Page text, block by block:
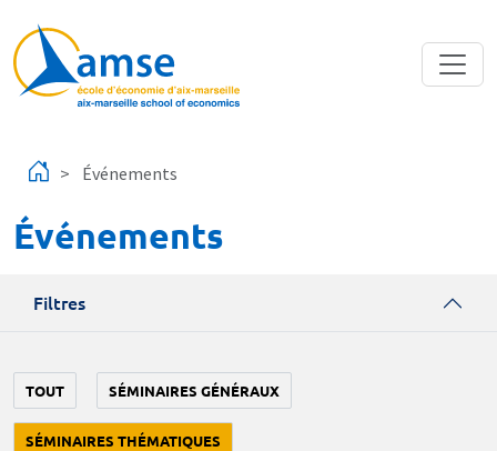
Événements
Événements
Filtres
TOUT SÉMINAIRES GÉNÉRAUX
SÉMINAIRES THÉMATIQUES